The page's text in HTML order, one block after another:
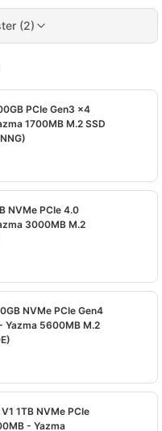
(2)
PCIe Gen3 x4
1700MB M.2 SSD
NVMe PCIe 4.0
3000MB M.2
NVMe PCIe Gen4
Yazma 5600MB M.2
1TB NVMe PCIe
- Yazma